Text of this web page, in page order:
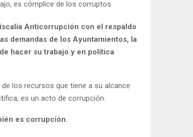
es cómplice de los corruptos.
Anticorrupción con el respaldo
demandas de los Ayuntamientos, la
hacer su trabajo y en política
los recursos que tiene a su alcance
es un acto de corrupción.
es corrupción.